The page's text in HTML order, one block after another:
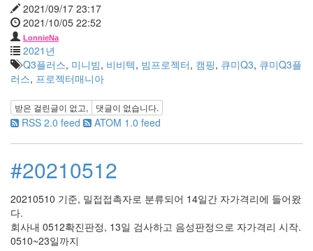
2021/09/17 23:17
2021/10/05 22:52
LonnieNa
2021년
Q3플러스, 미니빔, 비비텍, 빔프로젝터, 캠핑, 큐미Q3, 큐미Q3플
러스, 프로젝터매니아
받은 걸린글이 없고, 댓글이 없습니다.
RSS 2.0 feed ATOM 1.0 feed
#20210512
20210510 기준, 밀접접촉자로 분류되어 14일간 자가격리에 들어왔
다.
회사내 0512확진판정, 13일 검사하고 음성판정으로 자가격리 시작.
0510~23일까지
9
월
3
2009
년
10
월
1
2009
월
4
2009
12
월